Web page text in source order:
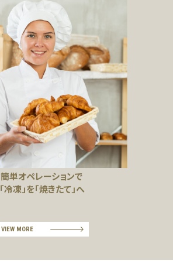
簡単オペレーションで
「冷凍」を「焼きたて」へ
VIEW MORE